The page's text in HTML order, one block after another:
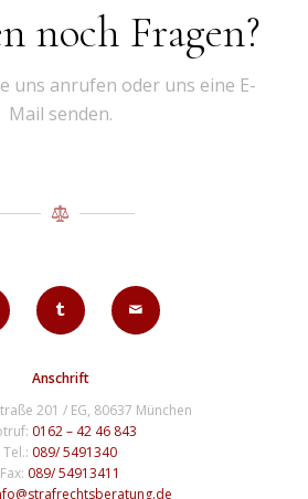
noch Fragen?
uns anrufen oder uns eine E-
Mail senden.
Anschrift
201 / EG, 80637 München
0162 – 42 46 843
Tel.: 089/ 5491340
Fax: 089/ 54913411